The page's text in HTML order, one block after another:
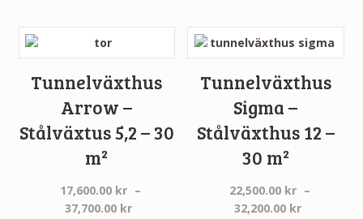
priset
29,000.00 kr.
priset
22,000.00 kr.
till
31,195.00
Tunnelväxthus
Arrow –
Stålväxtus 5,2 – 30
m²
17,600.00 kr –
37,700.00 kr
Tunnelväxthus
Sigma –
Stålväxthus 12 –
30 m²
22,500.00 kr –
32,200.00 kr